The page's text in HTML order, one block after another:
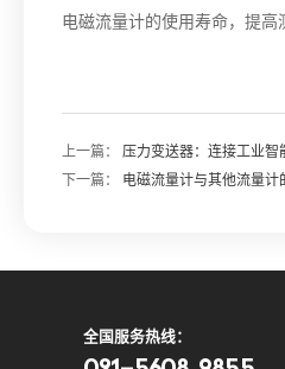
电磁流量计的使用寿命，提高
上一篇： 压力变送器：连接工业智
下一篇： 电磁流量计与其他流量计
全国服务热线：